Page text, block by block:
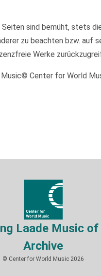
Seiten sind bemüht, stets
zu beachten bzw. auf
Werke
Center for World
Laade Music of
Archive
© Center for World Music 2026